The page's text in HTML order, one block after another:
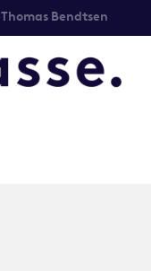
Thomas Bendtsen